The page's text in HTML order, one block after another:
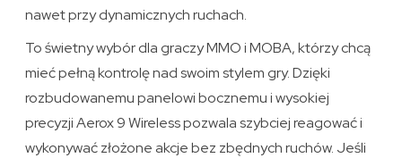
nawet przy dynamicznych ruchach.
To świetny wybór dla graczy MMO i MOBA, którzy chcą
mieć pełną kontrolę nad swoim stylem gry. Dzięki
rozbudowanemu panelowi bocznemu i wysokiej
precyzji Aerox 9 Wireless pozwala szybciej reagować i
wykonywać złożone akcje bez zbędnych ruchów. Jeśli